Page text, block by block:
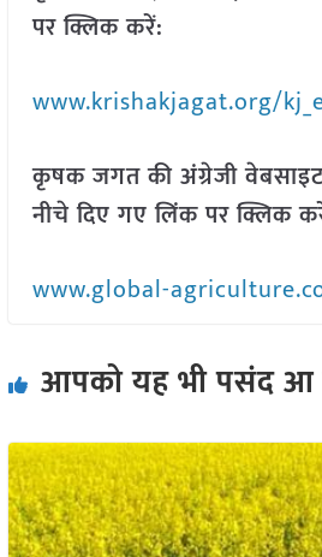
पर क्लिक करें:
www.krishakjagat.org/
कृषक जगत की अंग्रेजी
नीचे दिए गए लिंक पर क्लिक
www.global-
आपको यह भी पसंद आ